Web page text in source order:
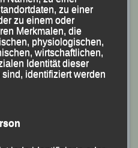
mit einem
wobei mit einem voll
gefahren worden
den Tag verbrachten,
weiterfuhr, wo die
machten bzw. für
auf dem
Veranstaltung im
zu einer
zu einem oder
Merkmalen, die
physiologischen,
wirtschaftlichen,
Identität dieser
identifiziert werden